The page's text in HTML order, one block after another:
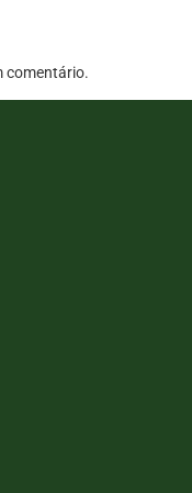
comentário.